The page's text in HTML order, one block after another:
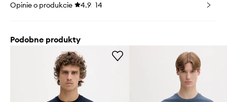
Opinie o produkcie 4.9 14
Podobne produkty